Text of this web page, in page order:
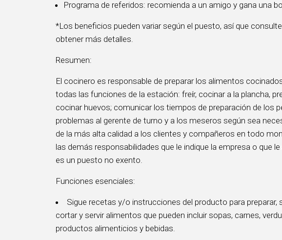
Programa de referidos: recomienda a un amigo y gana una
*Los beneficios pueden variar según el puesto, así que
obtener más detalles.
Resumen:
El cocinero es responsable de preparar los alimentos
todas las funciones de la estación: freír, cocinar a la plancha,
cocinar huevos; comunicar los tiempos de preparación de los
problemas al gerente de turno y a los meseros según sea
de la más alta calidad a los clientes y compañeros en todo
las demás responsabilidades que le indique la empresa o que
es un puesto no exento.
Funciones esenciales:
Sigue recetas y/o instrucciones del producto para preparar,
cortar y servir alimentos que pueden incluir sopas, carnes,
productos alimenticios y bebidas.